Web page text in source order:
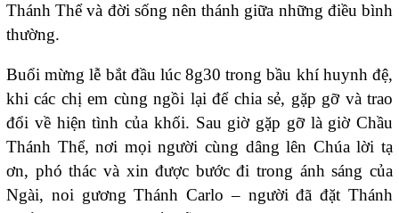
Thánh Thể và đời sống nên thánh giữa những điều bình
thường.
Buổi mừng lễ bắt đầu lúc 8g30 trong bầu khí huynh đệ,
khi các chị em cùng ngồi lại để chia sẻ, gặp gỡ và trao
đổi về hiện tình của khối. Sau giờ gặp gỡ là giờ Chầu
Thánh Thể, nơi mọi người cùng dâng lên Chúa lời tạ
ơn, phó thác và xin được bước đi trong ánh sáng của
Ngài, noi gương Thánh Carlo – người đã đặt Thánh